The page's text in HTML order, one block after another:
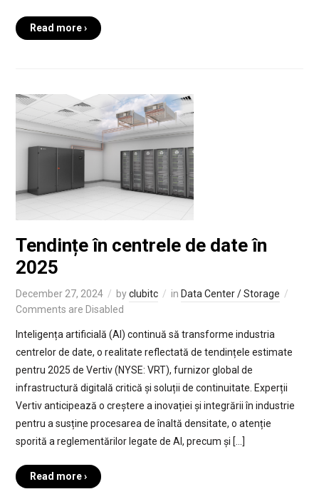
Read more ›
Tendințe în centrele de date în
2025
December 27, 2024 byclubitc in Data Center / Storage
Comments are Disabled
Inteligența artificială (AI) continuă să transforme industria
centrelor de date, o realitate reflectată de tendințele estimate
pentru 2025 de Vertiv (NYSE: VRT), furnizor global de
infrastructură digitală critică și soluții de continuitate. Experții
Vertiv anticipează o creștere a inovației și integrării în industrie
pentru a susține procesarea de înaltă densitate, o atenție
sporită a reglementărilor legate de AI, precum și […]
Read more ›